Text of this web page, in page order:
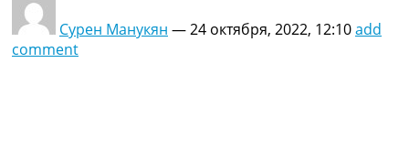
Сурен Манукян —24 октября, 2022, 12:10add
comment